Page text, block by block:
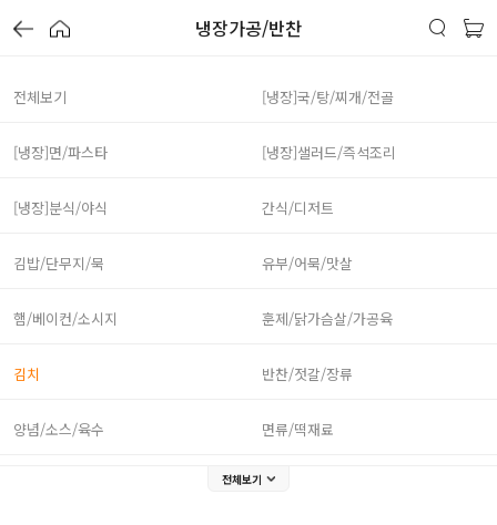
냉장가공/반찬
전체보기 [냉장]국/탕/찌개/전골
[냉장]면/파스타 [냉장]샐러드/즉석조리
[냉장]분식/야식 간식/디저트
김밥/단무지/묵 유부/어묵/맛살
햄/베이컨/소시지 훈제/닭가슴살/가공육
김치 반찬/젓갈/장류
양념/소스/육수 면류/떡재료
전체보기